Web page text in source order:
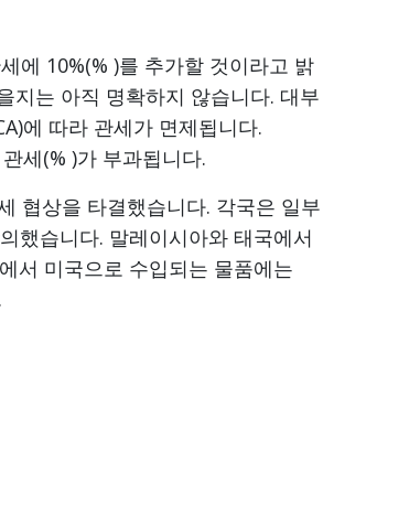
에 10%(% )를 추가할 것이라고 밝
지는 아직 명확하지 않습니다. 대부
에 따라 관세가 면제됩니다.
세(% )가 부과됩니다.
협상을 타결했습니다. 각국은 일부
했습니다. 말레이시아와 태국에서
서 미국으로 수입되는 물품에는